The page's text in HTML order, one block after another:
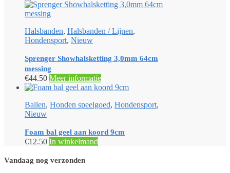
Halsbanden, Halsbanden / Lijnen,
Hondensport, Nieuw
Sprenger Showhalsketting 3,0mm 64cm
messing
€44.50 Meer informatie
Ballen, Honden speelgoed, Hondensport,
Nieuw
Foam bal geel aan koord 9cm
€12.50 In winkelmand
Vandaag nog verzonden